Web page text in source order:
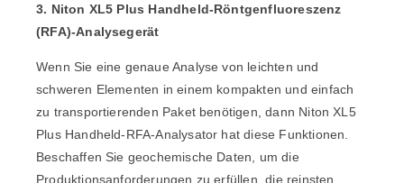
3. Niton XL5 Plus Handheld-Röntgenfluoreszenz
(RFA)-Analysegerät
Wenn Sie eine genaue Analyse von leichten und
schweren Elementen in einem kompakten und einfach
zu transportierenden Paket benötigen, dann Niton XL5
Plus Handheld-RFA-Analysator hat diese Funktionen.
Beschaffen Sie geochemische Daten, um die
Produktionsanforderungen zu erfüllen, die reinsten